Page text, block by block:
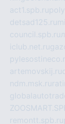
act1.spb.ru
detsad125.ru
council.spb.ru
iclub.net.ru
artemovskij.ru
ndm.msk.ru
remontt.spb.ru